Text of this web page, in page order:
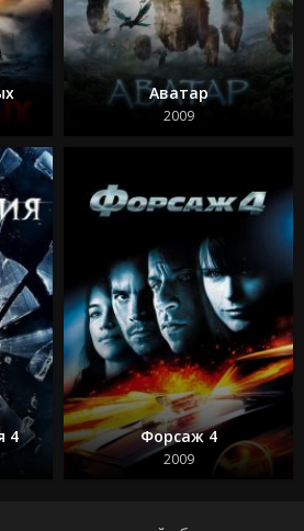
Аватар
2009
4 Форсаж 4
2009